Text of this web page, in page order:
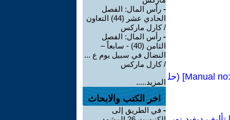
كراسات شيوعية:مشاكل الحزب العالمي للثورة وإعادة بناء الأممية الرابعة [Manual no: 65] (حل
- رأس المال: الفصل
الحادي عشر (44) التعاون
/ كارل ماركس
- رأس المال: الفصل
الثامن (40) - سابعاً –
النضال في سبيل يوم ع ...
/ كارل ماركس
المزيد.....
اخر الكتب والابحاث
- في الطريق إلى